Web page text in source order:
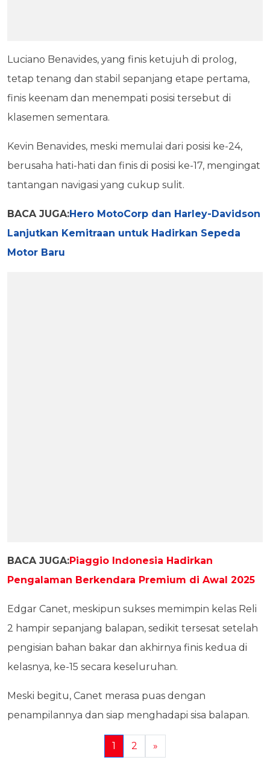
Luciano Benavides, yang finis ketujuh di prolog,
tetap tenang dan stabil sepanjang etape pertama,
finis keenam dan menempati posisi tersebut di
klasemen sementara.
Kevin Benavides, meski memulai dari posisi ke-24,
berusaha hati-hati dan finis di posisi ke-17, mengingat
tantangan navigasi yang cukup sulit.
BACA JUGA:Hero MotoCorp dan Harley-Davidson
Lanjutkan Kemitraan untuk Hadirkan Sepeda
Motor Baru
BACA JUGA:Piaggio Indonesia Hadirkan
Pengalaman Berkendara Premium di Awal 2025
Edgar Canet, meskipun sukses memimpin kelas Reli
2 hampir sepanjang balapan, sedikit tersesat setelah
pengisian bahan bakar dan akhirnya finis kedua di
kelasnya, ke-15 secara keseluruhan.
Meski begitu, Canet merasa puas dengan
penampilannya dan siap menghadapi sisa balapan.
1 2 »